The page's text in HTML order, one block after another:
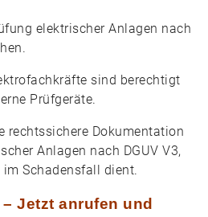
elektrischer Anlagen nach
sind berechtigt
Prüfgeräte.
rechtssichere Dokumentation
Anlagen nach DGUV V3,
Schadensfall dient.
Jetzt anrufen und